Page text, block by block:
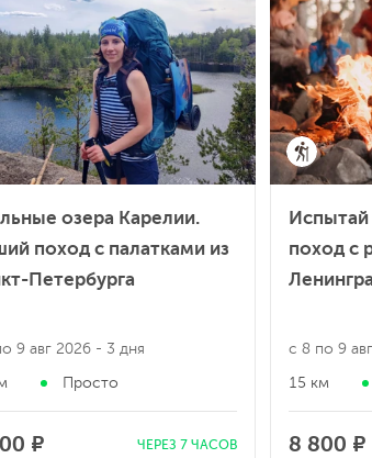
озера Карелии.
поход с палатками из
Петербурга
9 авг 2026 - 3 дня
Просто
₽ ЧЕРЕЗ 7 ЧАСОВ
поход с
с 8 по 9
15 км
8 800 ₽